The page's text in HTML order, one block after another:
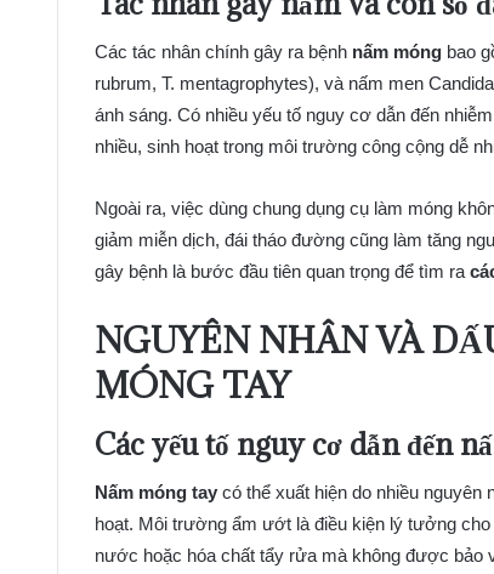
Các tác nhân chính gây ra bệnh nấm móng bao
rubrum, T. mentagrophytes), và nấm men
ánh sáng. Có nhiều yếu tố nguy cơ dẫn đến
nhiều, sinh hoạt trong môi trường công cộng dễ
Ngoài ra, việc dùng chung dụng cụ làm móng
giảm miễn dịch, đái tháo đường cũng làm tăng
gây bệnh là bước đầu tiên quan trọng để tìm ra
NGUYÊN NHÂN VÀ
MÓNG TAY
Các yếu tố nguy cơ dẫn đến
Nấm móng tay có thể xuất hiện do nhiều nguyên
hoạt. Môi trường ẩm ướt là điều kiện lý tưởng
nước hoặc hóa chất tẩy rửa mà không được bảo